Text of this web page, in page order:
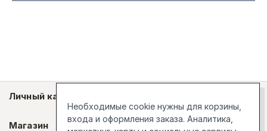
Личный кабинет
Магазин
Необходимые cookie нужны для корзины,
входа и оформления заказа. Аналитика,